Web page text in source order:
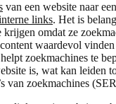
van een website naar
links. Het is
krijgen omdat ze
waardevol
zoekmachines te
is, wat kan leiden
van zoekmachines